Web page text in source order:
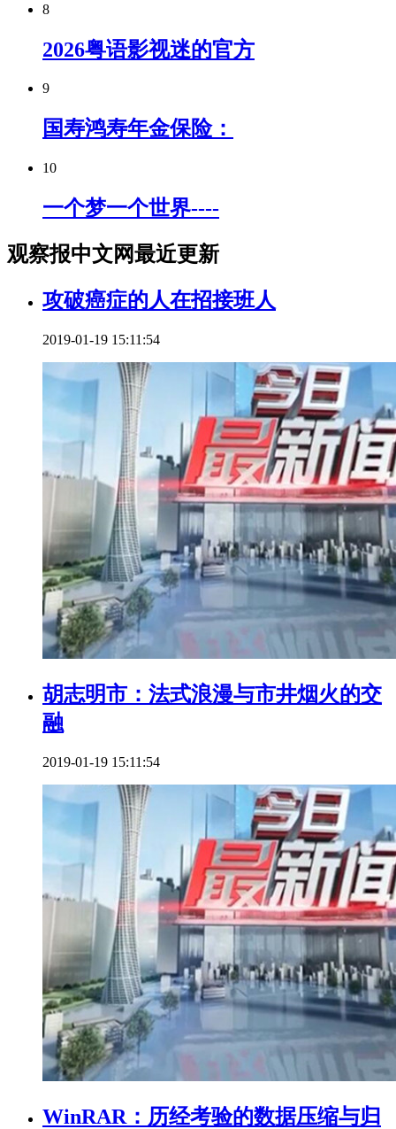
8
2026粤语影视迷的官方
9
国寿鸿寿年金保险：
10
一个梦一个世界----
观察报中文网最近更新
攻破癌症的人在招接班人
2019-01-19 15:11:54
胡志明市：法式浪漫与市井烟火的交
融
2019-01-19 15:11:54
WinRAR：历经考验的数据压缩与归